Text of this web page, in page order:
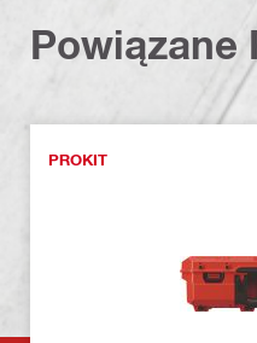
Powiązane
PROKIT